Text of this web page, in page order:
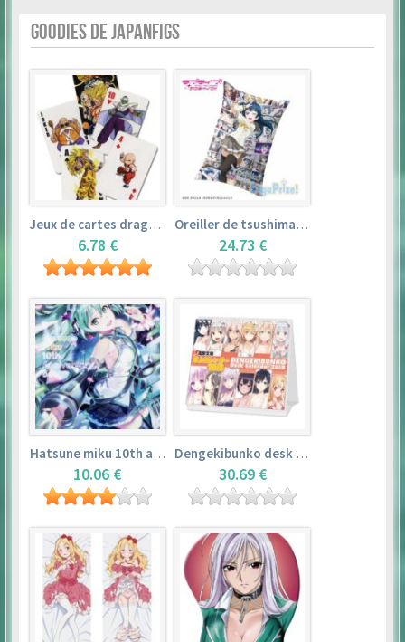
GOODIES DE JAPANFIGS
Jeux de cartes dragon ball
6.78 €
Oreiller de tsushima yoshiko (35cm×53cm) – love live! sunshine!!
24.73 €
Hatsune miku 10th anniversary book
10.06 €
Dengekibunko desk calendar 2018
30.69 €